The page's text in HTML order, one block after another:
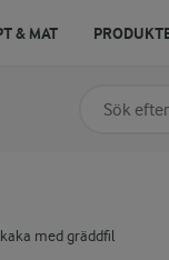
med gräddfil
Sök på
& MAT